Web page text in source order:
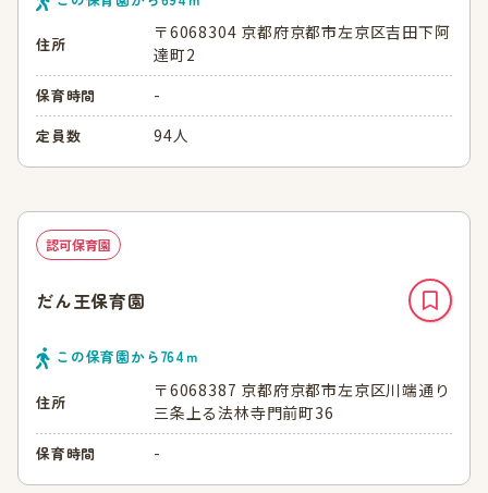
住所
〒6068304 京都府京都市左京区吉田下阿
達町2
保育時間 -
定員数 94人
認可保育園
だん王保育園
この保育園から764 ｍ
住所
〒6068387 京都府京都市左京区川端通り
三条上る法林寺門前町36
保育時間 -